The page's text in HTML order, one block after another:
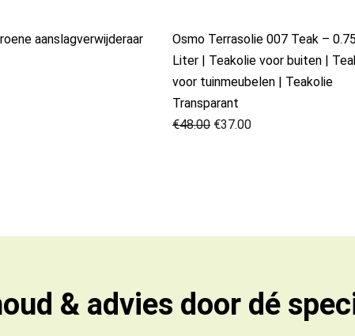
aanslagverwijderaar
Osmo Terrasolie 007 Teak – 0.75
Liter | Teakolie voor buiten |
voor tuinmeubelen | Teakolie
Transparant
€48.00 €37.00
& advies door dé